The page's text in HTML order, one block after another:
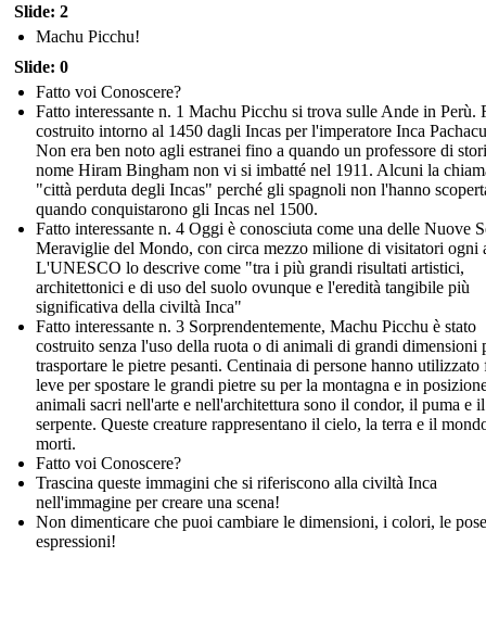
Slide: 2
Machu Picchu!
Slide: 0
Fatto voi Conoscere?
Fatto interessante n. 1 Machu Picchu si trova sulle Ande in Perù.
costruito intorno al 1450 dagli Incas per l'imperatore Inca
Non era ben noto agli estranei fino a quando un professore di
nome Hiram Bingham non vi si imbatté nel 1911. Alcuni la
"città perduta degli Incas" perché gli spagnoli non l'hanno
quando conquistarono gli Incas nel 1500.
Fatto interessante n. 4 Oggi è conosciuta come una delle Nuove
Meraviglie del Mondo, con circa mezzo milione di visitatori ogni
L'UNESCO lo descrive come "tra i più grandi risultati artistici,
architettonici e di uso del suolo ovunque e l'eredità tangibile più
significativa della civiltà Inca"
Fatto interessante n. 3 Sorprendentemente, Machu Picchu è stato
costruito senza l'uso della ruota o di animali di grandi dimensioni
trasportare le pietre pesanti. Centinaia di persone hanno utilizzato
leve per spostare le grandi pietre su per la montagna e in
animali sacri nell'arte e nell'architettura sono il condor, il puma e il
serpente. Queste creature rappresentano il cielo, la terra e il
morti.
Fatto voi Conoscere?
Trascina queste immagini che si riferiscono alla civiltà Inca
nell'immagine per creare una scena!
Non dimenticare che puoi cambiare le dimensioni, i colori, le
espressioni!